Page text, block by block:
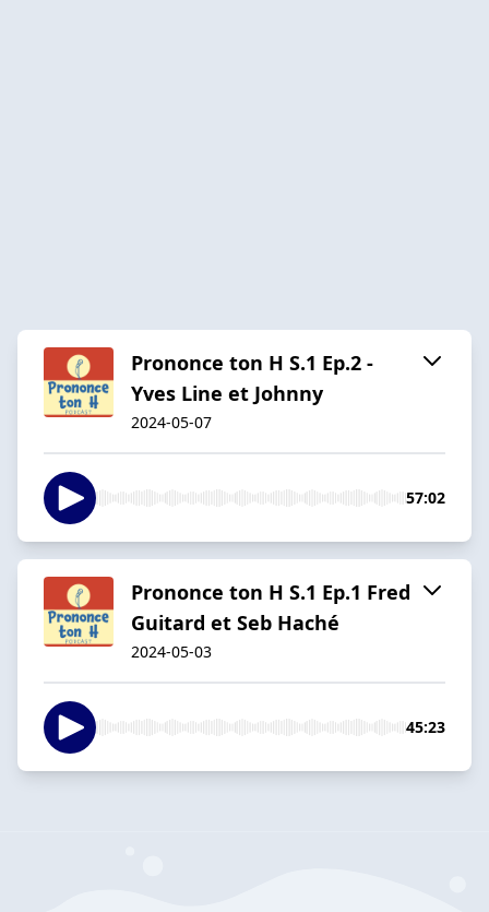
Prononce ton H S.1 Ep.2 -
Yves Line et Johnny
2024-05-07
57:02
Prononce ton H S.1 Ep.1 Fred
Guitard et Seb Haché
2024-05-03
45:23